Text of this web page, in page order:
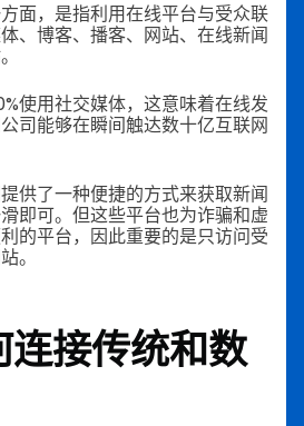
面，是指利用在线平台与受众联
、博客、播客、网站、在线新闻
使用社交媒体，这意味着在线发
司能够在瞬间触达数十亿互联网
供了一种便捷的方式来获取新闻
即可。但这些平台也为诈骗和虚
的平台，因此重要的是只访问受
。
连接传统和数